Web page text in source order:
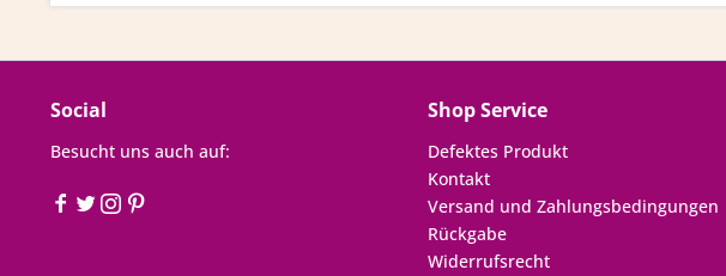
Social
Besucht uns auch auf:
Shop Service
Defektes Produkt
Kontakt
Versand und Zahlungsbedingungen
Rückgabe
Widerrufsrecht